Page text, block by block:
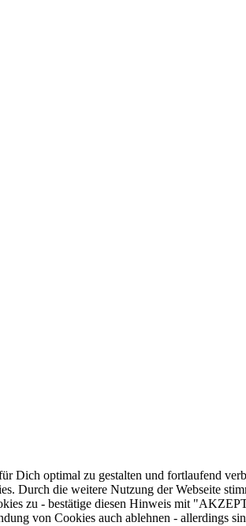
Dich optimal zu gestalten und fortlaufend
Durch die weitere Nutzung der Webseite
zu - bestätige diesen Hinweis mit
von Cookies auch ablehnen - allerdings